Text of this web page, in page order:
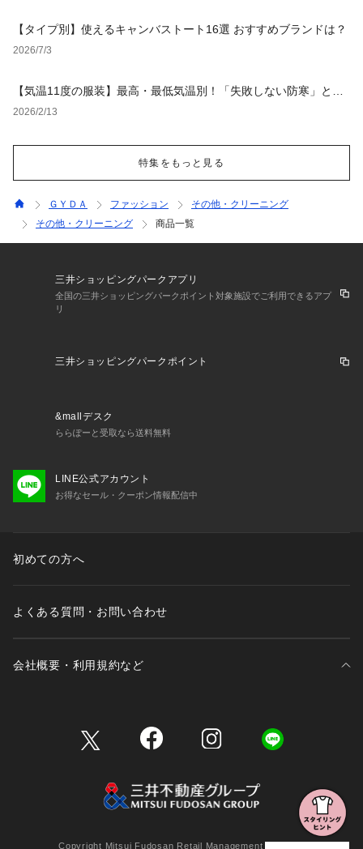
【タイプ別】使えるキャンバストート16選 おすすめブランドは？
2026/7/3
【気温11度の服装】最高・最低気温別！「失敗しない防寒」と
「オシャレ」を叶えるコーデ
2026/2/13
特集をもっと見る
ＧＹＤＡ ファッション
その他・クリーニング
その他・クリーニング
商品一覧
三井ショッピングパークアプリ
全国の三井ショッピングパークポイント対象施設でご利用できるアプ
リ
三井ショッピングパークポイント
&mallデスク
ららぽーと受取なら送料無料
LINE公式アカウント
お得なセール・クーポン情報配信中
初めての方へ
よくある質問・お問い合わせ
会社概要・利用規約など
Copyright Mitsui Fudosan Retail Management Co., Ltd.